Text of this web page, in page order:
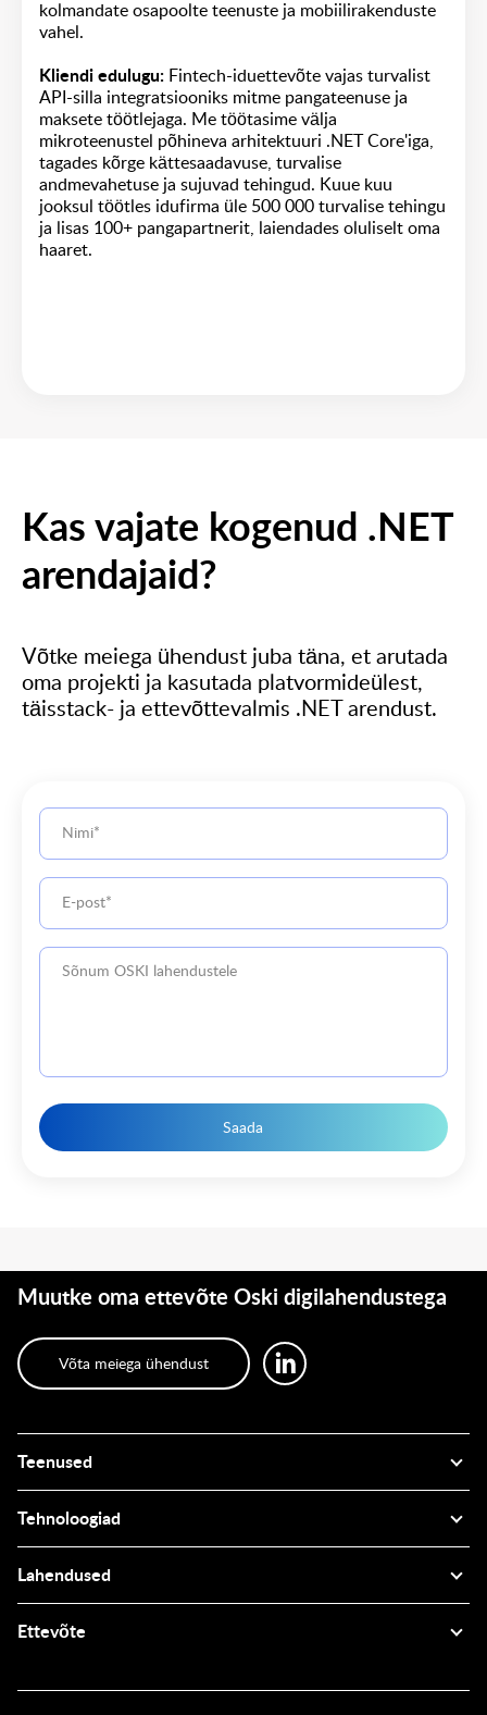
kolmandate osapoolte teenuste ja mobiilirakenduste
vahel.
Kliendi edulugu: Fintech-iduettevõte vajas turvalist
API-silla integratsiooniks mitme pangateenuse ja
maksete töötlejaga. Me töötasime välja
mikroteenustel põhineva arhitektuuri .NET Core'iga,
tagades kõrge kättesaadavuse, turvalise
andmevahetuse ja sujuvad tehingud. Kuue kuu
jooksul töötles idufirma üle 500 000 turvalise tehingu
ja lisas 100+ pangapartnerit, laiendades oluliselt oma
haaret.
Kas vajate kogenud .NET
arendajaid?
Võtke meiega ühendust juba täna, et arutada
oma projekti ja kasutada platvormideülest,
täisstack- ja ettevõttevalmis .NET arendust.
Saada
Muutke oma ettevõte Oski digilahendustega
Võta meiega ühendust
Teenused
Tehnoloogiad
Lahendused
Ettevõte